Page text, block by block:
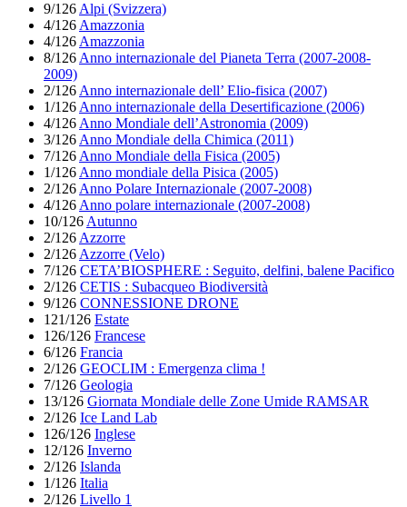
9/126 Alpi (Svizzera)
4/126 Amazzonia
4/126 Amazzonia
8/126 Anno internazionale del Pianeta Terra (2007-2008-
2009)
2/126 Anno internazionale dell’ Elio-fisica (2007)
1/126 Anno internazionale della Desertificazione (2006)
4/126 Anno Mondiale dell’Astronomia (2009)
3/126 Anno Mondiale della Chimica (2011)
7/126 Anno Mondiale della Fisica (2005)
1/126 Anno mondiale della Pisica (2005)
2/126 Anno Polare Internazionale (2007-2008)
4/126 Anno polare internazionale (2007-2008)
10/126 Autunno
2/126 Azzorre
2/126 Azzorre (Velo)
7/126 CETA’BIOSPHERE : Seguito, delfini, balene Pacifico
2/126 CETIS : Subacqueo Biodiversità
9/126 CONNESSIONE DRONE
121/126 Estate
126/126 Francese
6/126 Francia
2/126 GEOCLIM : Emergenza clima !
7/126 Geologia
13/126 Giornata Mondiale delle Zone Umide RAMSAR
2/126 Ice Land Lab
126/126 Inglese
12/126 Inverno
2/126 Islanda
1/126 Italia
2/126 Livello 1